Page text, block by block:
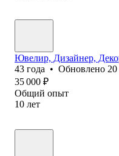
Ювелир, Дизайнер,
43 года • Обновлено
35 000 ₽
Общий опыт
10 лет